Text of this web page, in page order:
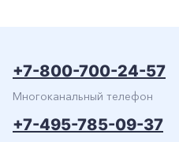
+7-800-700-24-57
Многоканальный телефон
+7-495-785-09-37